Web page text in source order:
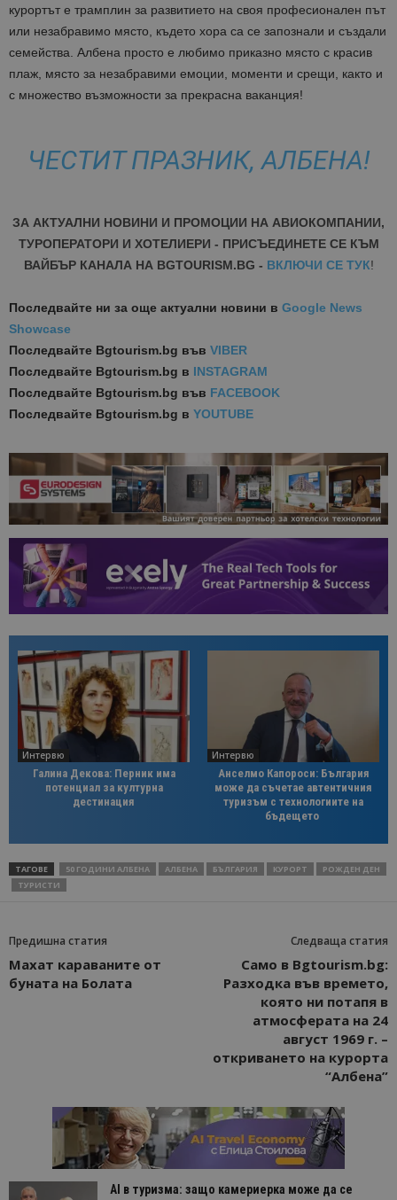
курортът е трамплин за развитието на своя професионален път
или незабравимо място, където хора са се запознали и създали
семейства. Албена просто е любимо приказно място с красив
плаж, място за незабравими емоции, моменти и срещи, както и
с множество възможности за прекрасна ваканция!
ЧЕСТИТ ПРАЗНИК, АЛБЕНА!
ЗА АКТУАЛНИ НОВИНИ И ПРОМОЦИИ НА АВИОКОМПАНИИ,
ТУРОПЕРАТОРИ И ХОТЕЛИЕРИ - ПРИСЪЕДИНЕТЕ СЕ КЪМ
ВАЙБЪР КАНАЛА НА BGTOURISM.BG - ВКЛЮЧИ СЕ ТУК!
Последвайте ни за още актуални новини в Google News
Showcase
Последвайте Bgtourism.bg във VIBER
Последвайте Bgtourism.bg в INSTAGRAM
Последвайте Bgtourism.bg във FACEBOOK
Последвайте Bgtourism.bg в YOUTUBE
Интервю
Галина Декова: Перник има
потенциал за културна
дестинация
Интервю
Анселмо Капороси: България
може да съчетае автентичния
туризъм с технологиите на
бъдещето
ТАГОВЕ 50 ГОДИНИ АЛБЕНА АЛБЕНА БЪЛГАРИЯ КУРОРТ
РОЖДЕН ДЕН
ТУРИСТИ
Предишна статия
Махат караваните от
буната на Болата
Следваща статия
Само в Bgtourism.bg:
Разходка във времето,
която ни потапя в
атмосферата на 24
август 1969 г. –
откриването на курорта
“Албена”
AI в туризма: защо камериерка може да се